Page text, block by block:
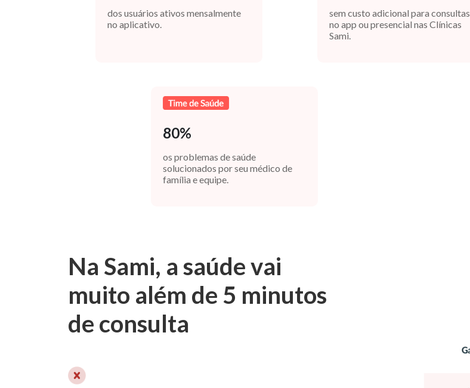
dos usuários ativos mensalmente
no aplicativo.
sem custo adicional para consultas
no app ou presencial nas Clínicas
Sami.
80%
os problemas de saúde
solucionados por seu médico de
família e equipe.
Na Sami, a saúde vai
muito além de 5 minutos
de consulta